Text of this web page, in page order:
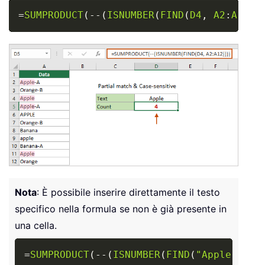
=SUMPRODUCT( - - ( ISNUMBER ( FIND ( D4 , A2 : A12
Copy
Nota: È possibile inserire direttamente il testo
specifico nella formula se non è già presente in
una cella.
=SUMPRODUCT( - - ( ISNUMBER( FIND ( "Apple"
Copy